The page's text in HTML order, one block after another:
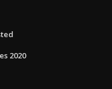
2020